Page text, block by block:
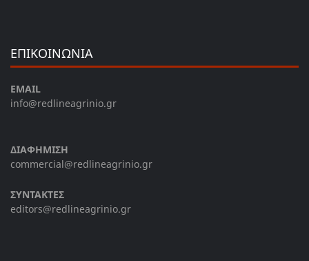
ΕΠΙΚΟΙΝΩΝΙΑ
EMAIL
info@redlineagrinio.gr
ΔΙΑΦΗΜΙΣΗ
commercial@redlineagrinio.gr
ΣΥΝΤΑΚΤΕΣ
editors@redlineagrinio.gr